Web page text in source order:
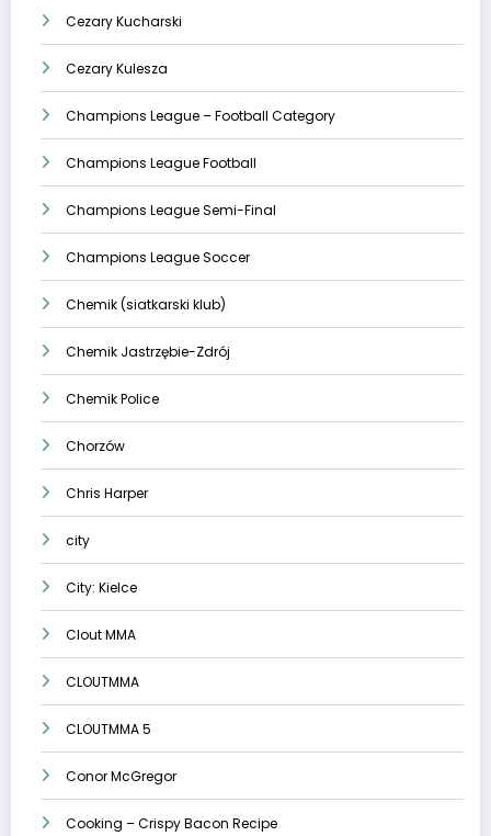
Cezary Kucharski
Cezary Kulesza
Champions League – Football Category
Champions League Football
Champions League Semi-Final
Champions League Soccer
Chemik (siatkarski klub)
Chemik Jastrzębie-Zdrój
Chemik Police
Chorzów
Chris Harper
city
City: Kielce
Clout MMA
CLOUTMMA
CLOUTMMA 5
Conor McGregor
Cooking – Crispy Bacon Recipe